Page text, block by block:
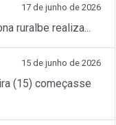
17 de junho de 2026
ruralbe realiza...
15 de junho de 2026
(15) começasse